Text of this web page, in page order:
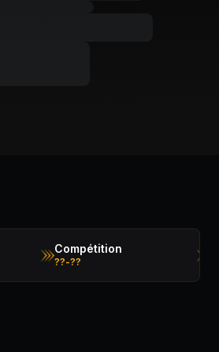
Compétition
??-??